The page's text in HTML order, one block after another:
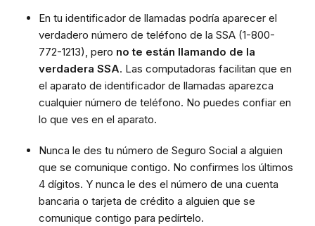
En tu identificador de llamadas podría aparecer el
verdadero número de teléfono de la SSA (1-800-
772-1213), pero no te están llamando de la
verdadera SSA. Las computadoras facilitan que en
el aparato de identificador de llamadas aparezca
cualquier número de teléfono. No puedes confiar en
lo que ves en el aparato.
Nunca le des tu número de Seguro Social a alguien
que se comunique contigo. No confirmes los últimos
4 dígitos. Y nunca le des el número de una cuenta
bancaria o tarjeta de crédito a alguien que se
comunique contigo para pedírtelo.